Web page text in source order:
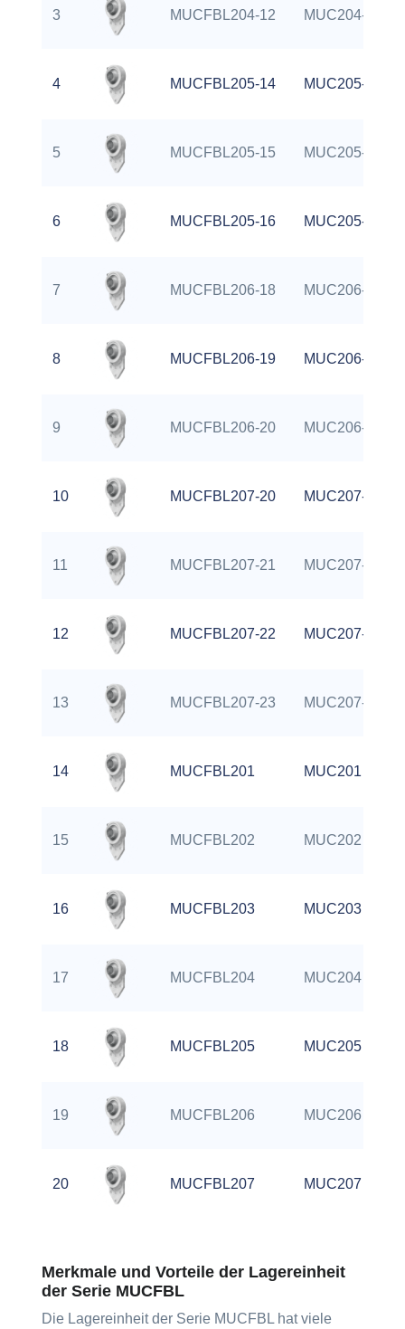
3 MUCFBL204-12 MUC204-12
4 MUCFBL205-14 MUC205-14
5 MUCFBL205-15 MUC205-15
6 MUCFBL205-16 MUC205-16
7 MUCFBL206-18 MUC206-18
8 MUCFBL206-19 MUC206-19
9 MUCFBL206-20 MUC206-20
10 MUCFBL207-20 MUC207-20
11 MUCFBL207-21 MUC207-21
12 MUCFBL207-22 MUC207-22
13 MUCFBL207-23 MUC207-23
14 MUCFBL201 MUC201
15 MUCFBL202 MUC202
16 MUCFBL203 MUC203
17 MUCFBL204 MUC204
18 MUCFBL205 MUC205
19 MUCFBL206 MUC206
20 MUCFBL207 MUC207
Merkmale und Vorteile der Lagereinheit
der Serie MUCFBL
Die Lagereinheit der Serie MUCFBL hat viele